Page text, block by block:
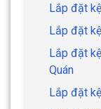
Lắp đặt
Lắp đặt
Lắp đặt
Quán
Lắp đặt